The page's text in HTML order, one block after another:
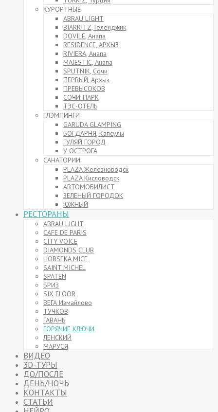
КУРОРТНЫЕ
ABRAU LIGHT
BIARRITZ, Геленджик
DOVILE, Анапа
RESIDENCE, АРХЫЗ
RIVIERA, Анапа
MAJESTIC, Анапа
SPUTNIK, Сочи
ПЕРВЫЙ, Архыз
ПРЕВЫСОКОВ
СОЧИ-ПАРК
ТЭС-ОТЕЛЬ
ГЛЭМПИНГИ
GARUDA GLAMPING
БОГДАРНЯ, Капсулы
ГУЛЯЙ ГОРОД
У ОСТРОГА
САНАТОРИИ
PLAZA Железноводск
PLAZA Кисловодск
АВТОМОБИЛИСТ
ЗЕЛЕНЫЙ ГОРОДОК
ЮЖНЫЙ
РЕСТОРАНЫ
ABRAU LIGHT
CAFE DE PARIS
CITY VOICE
DIAMONDS CLUB
HORSEKA MICE
SAINT MICHEL
SPATEN
БРИЗ
SIX FLOOR
ВЕГА Измайлово
ТУЧКОВ
ГАВАНЬ
ГОРЯЧИЕ КЛЮЧИ
ЛЕНСКИЙ
МАРУСЯ
ВИДЕО
3D-ТУРЫ
ДО/ПОСЛЕ
ДЕНЬ/НОЧЬ
КОНТАКТЫ
СТАТЬИ